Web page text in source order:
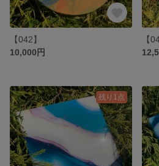
【042】
10,000円
【
残り1点